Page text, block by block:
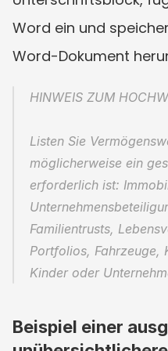
Word ein und
Word-Dokument
HINWEIS ZUM
Listen Sie
möglicherweise ein
erforderlich ist:
Familientrusts,
Portfolios, Fahrzeuge,
Kinder oder
Beispiel einer